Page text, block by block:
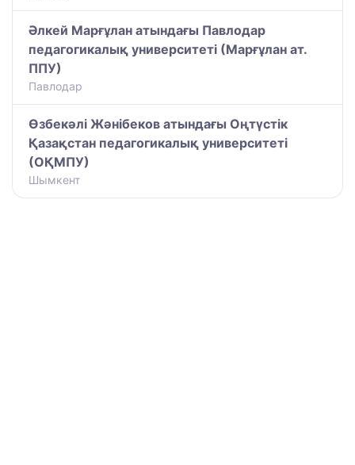
Әлкей Марғұлан атындағы Павлодар
педагогикалық университеті (Марғұлан ат.
ППУ)
Павлодар
Өзбекәлі Жәнібеков атындағы Оңтүстік
Қазақстан педагогикалық университеті
(ОҚМПУ)
Шымкент